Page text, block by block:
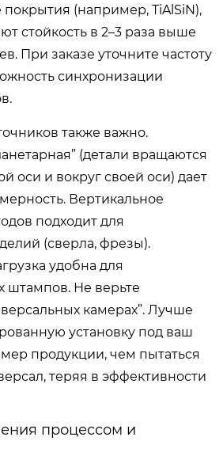
(например, TiAlSiN),
стойкость в 2–3 раза выше
При заказе уточните частоту
синхронизации
также важно.
(детали вращаются
оси и вокруг своей оси) дает
Вертикальное
подходит для
(сверла, фрезы).
удобна для
штампов. Не верьте
камерах”. Лучше
установку под ваш
продукции, чем пытаться
теряя в эффективности
процессом и